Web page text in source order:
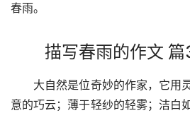
春雨。
描写春雨的作文 篇
大自然是位奇妙的作家，它用
意的巧云；薄于轻纱的轻雾；洁白